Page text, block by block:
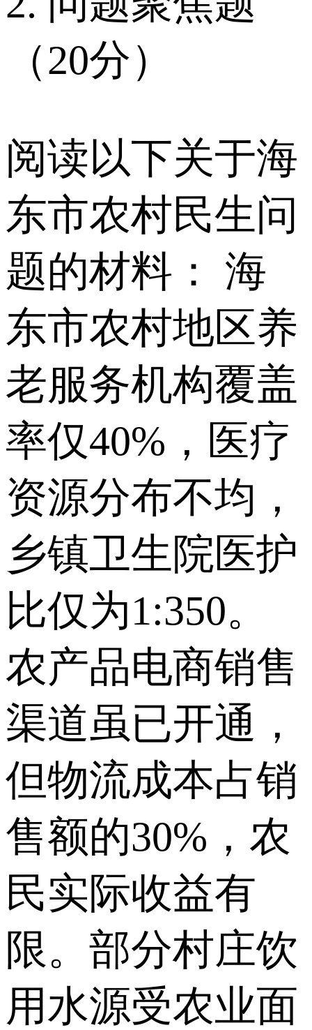
（20分）
阅读以下关于海
东市农村民生问
题的材料： 海
东市农村地区养
老服务机构覆盖
率仅40%，医疗
资源分布不均，
乡镇卫生院医护
比仅为1:350。
农产品电商销售
渠道虽已开通，
但物流成本占销
售额的30%，农
民实际收益有
限。部分村庄饮
用水源受农业面